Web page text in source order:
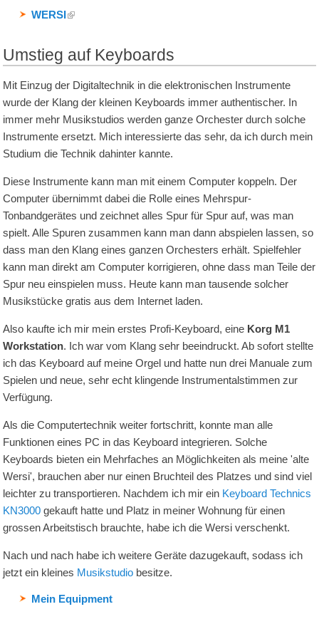
WERSI
Umstieg auf Keyboards
Mit Einzug der Digitaltechnik in die elektronischen Instrumente
wurde der Klang der kleinen Keyboards immer authentischer. In
immer mehr Musikstudios werden ganze Orchester durch solche
Instrumente ersetzt. Mich interessierte das sehr, da ich durch mein
Studium die Technik dahinter kannte.
Diese Instrumente kann man mit einem Computer koppeln. Der
Computer übernimmt dabei die Rolle eines Mehrspur-
Tonbandgerätes und zeichnet alles Spur für Spur auf, was man
spielt. Alle Spuren zusammen kann man dann abspielen lassen, so
dass man den Klang eines ganzen Orchesters erhält. Spielfehler
kann man direkt am Computer korrigieren, ohne dass man Teile der
Spur neu einspielen muss. Heute kann man tausende solcher
Musikstücke gratis aus dem Internet laden.
Also kaufte ich mir mein erstes Profi-Keyboard, eine Korg M1
Workstation. Ich war vom Klang sehr beeindruckt. Ab sofort stellte
ich das Keyboard auf meine Orgel und hatte nun drei Manuale zum
Spielen und neue, sehr echt klingende Instrumentalstimmen zur
Verfügung.
Als die Computertechnik weiter fortschritt, konnte man alle
Funktionen eines PC in das Keyboard integrieren. Solche
Keyboards bieten ein Mehrfaches an Möglichkeiten als meine 'alte
Wersi', brauchen aber nur einen Bruchteil des Platzes und sind viel
leichter zu transportieren. Nachdem ich mir ein Keyboard Technics
KN3000 gekauft hatte und Platz in meiner Wohnung für einen
grossen Arbeitstisch brauchte, habe ich die Wersi verschenkt.
Nach und nach habe ich weitere Geräte dazugekauft, sodass ich
jetzt ein kleines Musikstudio besitze.
Mein Equipment